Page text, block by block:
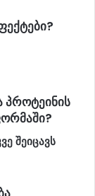
პროტეინის
შეიცავს